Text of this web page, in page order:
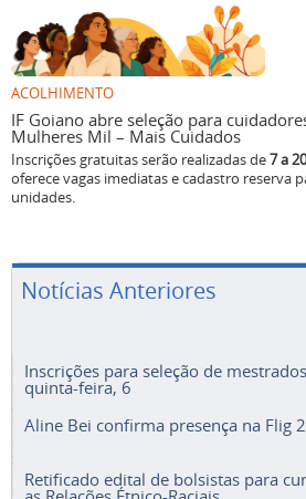
ACOLHIMENTO
IF Goiano abre seleção para
Mulheres Mil – Mais Cuidados
Inscrições gratuitas serão realizadas de7 a
oferece vagas imediatas e cadastro reserva
unidades.
Notícias Anteriores
Inscrições para seleção de
quinta-feira, 6
Aline Bei confirma presença na Flig
Retificado edital de bolsistas para